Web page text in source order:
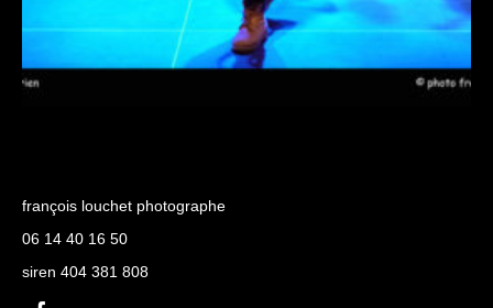
françois louchet photographe
06 14 40 16 50
siren 404 381 808